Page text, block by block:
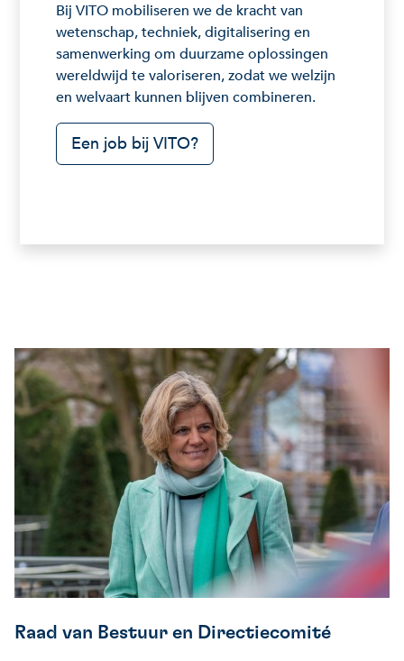
Bij VITO mobiliseren we de kracht van
wetenschap, techniek, digitalisering en
samenwerking om duurzame oplossingen
wereldwijd te valoriseren, zodat we welzijn
en welvaart kunnen blijven combineren.
Een job bij VITO?
Raad van Bestuur en Directiecomité